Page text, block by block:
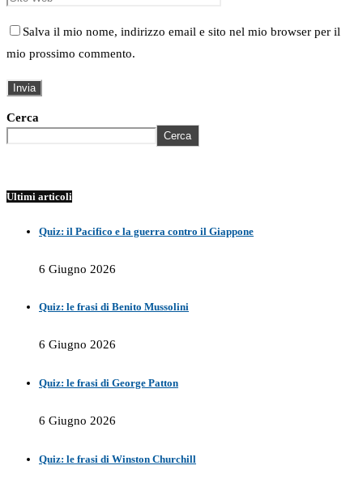
Salva il mio nome, indirizzo email e sito nel mio browser per il
mio prossimo commento.
Cerca
Cerca
Ultimi articoli
Quiz: il Pacifico e la guerra contro il Giappone
6 Giugno 2026
Quiz: le frasi di Benito Mussolini
6 Giugno 2026
Quiz: le frasi di George Patton
6 Giugno 2026
Quiz: le frasi di Winston Churchill